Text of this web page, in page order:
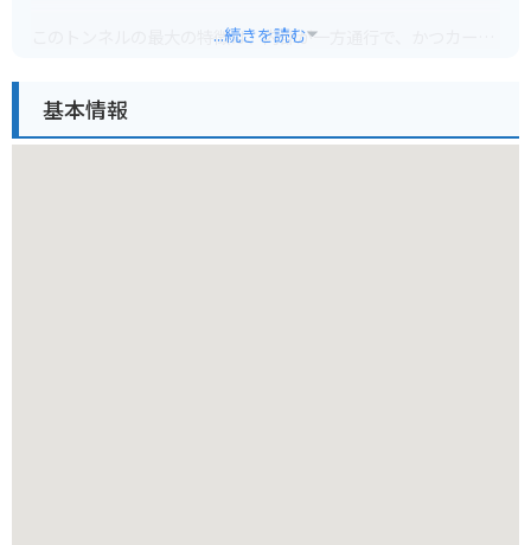
このトンネルの最大の特徴は、内部が一方通行で、かつカーブ
して、トンネルの反対側へ戻ってくるという、少し変わったル
ートを楽しむことができます。この「トンネルの先でUターン
...続きを読む
基本情報